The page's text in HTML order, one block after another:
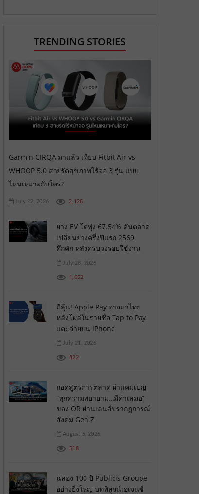
TRENDING STORIES
Garmin CIRQA มาแล้ว เทียบ Fitbit Air vs
WHOOP 5.0 สายรัดสุขภาพไร้จอ 3 รุ่น แบบ
ไหนเหมาะกับใคร?
July 22, 2026 2,126
ยาง EV โตพุ่ง 67.54% ดันตลาด
เปลี่ยนยางครึ่งปีแรก 2569
คึกคัก หลังครบวงรอบใช้งาน
July 28, 2026
1,652
มีลุ้น! Apple Pay อาจมาไทย
หลังโผล่ในรายชื่อ Tap to Pay
แตะจ่ายบน iPhone
July 21, 2026
822
ถอดสูตรการตลาด ผ่าแคมเปญ
“ทุกความพยายาม…มีค่าเสมอ”
ของ OR ผ่านเลนส์ปรากฏการณ์
สังคม Gen Z
August 5, 2026
518
ฉลอง 100 ปี Publicis Groupe
อย่างยิ่งใหญ่ บทพิสูจน์เอเจนซี่